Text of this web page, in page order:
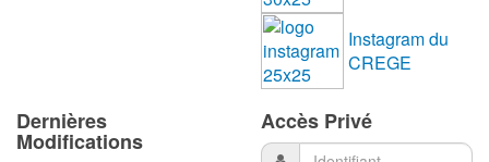
Instagram du
CREGE
Dernières
Modifications
Accès Privé